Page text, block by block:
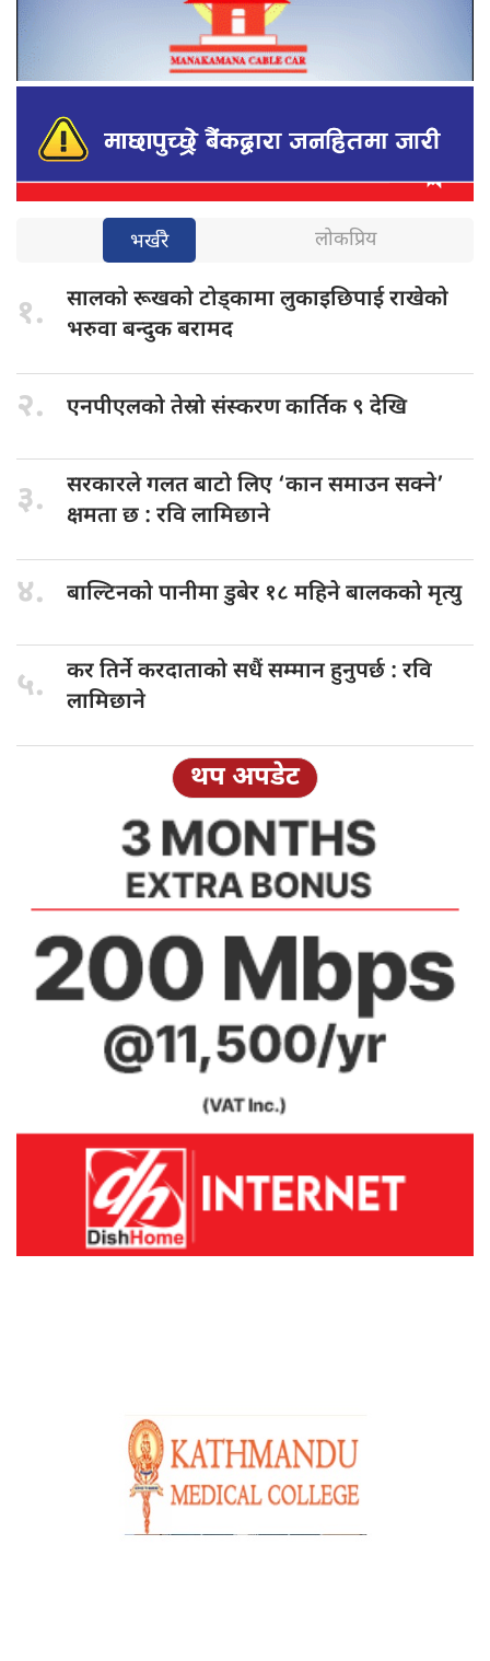
भर्खरै लोकप्रिय
१. सालको रूखकोटोड्कामा लुकाइछिपाई राखेको
भरुवा बन्दुक बरामद
२. एनपीएलको तेस्रोसंस्करण कार्तिक ९ देखि
३. सरकारले गलतबाटो लिए ‘कान समाउन सक्ने’
क्षमता छ : रवि लामिछाने
४. बाल्टिनको पानीमाडुबेर १८ महिने बालकको मृत्यु
५. कर तिर्नेकरदाताको सधैं सम्मान हुनुपर्छ : रवि
लामिछाने
थप अपडेट